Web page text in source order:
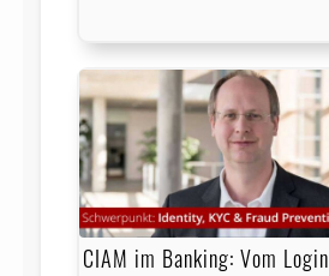
CIAM im Banking: Vom Login